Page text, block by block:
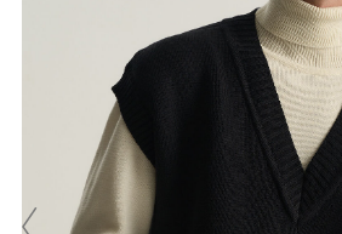
без переплат
График платежей
Сегодня
%